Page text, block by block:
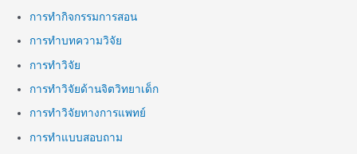
การทำกิจกรรมการสอน
การทำบทความวิจัย
การทำวิจัย
การทำวิจัยด้านจิตวิทยาเด็ก
การทำวิจัยทางการแพทย์
การทำแบบสอบถาม